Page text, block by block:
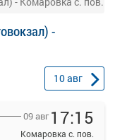
-
10авг
09 авг 17:15
Комаровка с. пов.